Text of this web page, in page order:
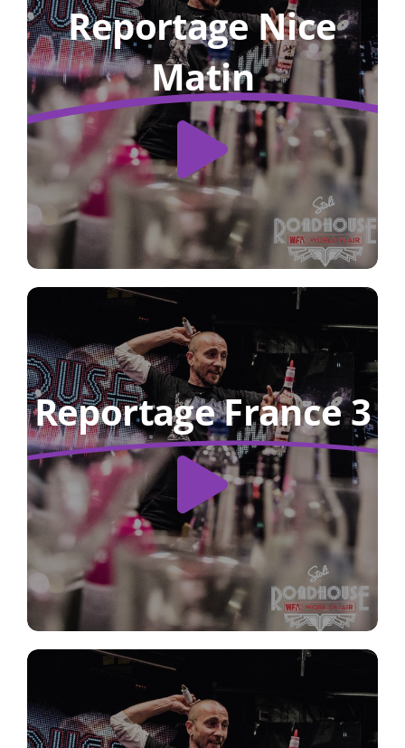
Reportage Nice
Matin
Reportage France 3